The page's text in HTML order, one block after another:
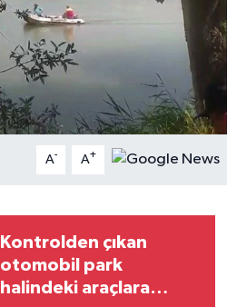
A- A+
Kontrolden çıkan
otomobil park
halindeki araçlara